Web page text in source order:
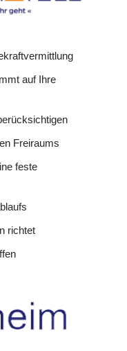
auf Ihre
Freiraums
feste
richtet